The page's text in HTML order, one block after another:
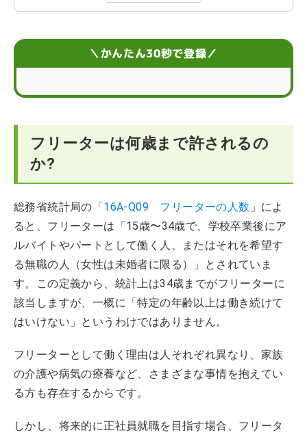
なぜフリーターはできるだけ早く就職するほうがいいの
正社員になるメリット
【まとめ】フリーターは年齢が若いほど就職の難易度を
下げられる
フリーターを続けるか迷う際によくある疑問のQ&A
＼かんたん30秒で登録／
フリーターは何歳まで許されるの
か?
総務省統計局の「16A-Q09 フリーターの人数 」によ
ると、フリーターは「15歳〜34歳で、学校卒業後にア
ルバイトやパートとして働く人、またはそれを希望す
る無職の人（女性は未婚者に限る）」とされていま
す。この定義から、統計上は34歳までがフリーターに
該当しますが、一概に「特定の年齢以上は働き続けて
はいけない」というわけではありません。
フリーターとして働く理由は人それぞれ異なり、家族
の介護や病気の療養など、さまざまな事情を抱えてい
る方も存在するからです。
しかし、将来的に正社員就職を目指す場合、フリータ